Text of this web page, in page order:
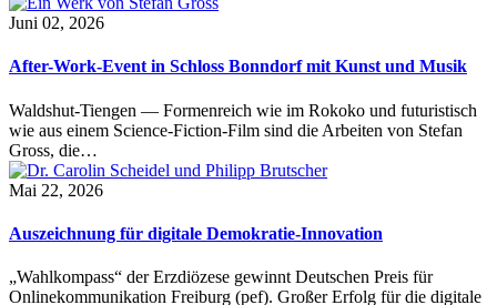
Juni 02, 2026
After-Work-Event in Schloss Bonndorf mit Kunst und Musik
Waldshut-Tiengen — Formenreich wie im Rokoko und futuristisch
wie aus einem Science-Fiction-Film sind die Arbeiten von Stefan
Gross, die…
Mai 22, 2026
Auszeichnung für digitale Demokratie-Innovation
„Wahlkompass“ der Erzdiözese gewinnt Deutschen Preis für
Onlinekommunikation Freiburg (pef). Großer Erfolg für die digitale